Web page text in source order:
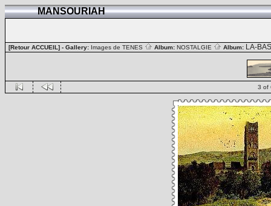
MANSOURIAH
[Retour ACCUEIL] - Gallery: Images de TENES Album: NOSTALGIE Album: LA-BAS
3 of